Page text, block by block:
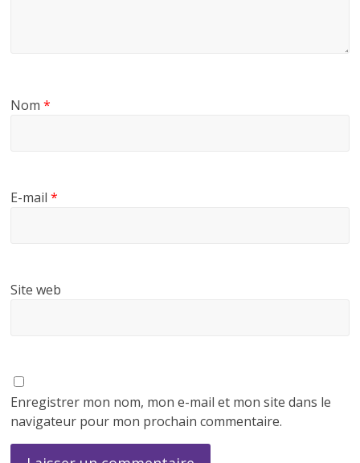
Nom*
E-mail*
Site web
Enregistrer mon nom, mon e-mail et mon site dans le
navigateur pour mon prochain commentaire.